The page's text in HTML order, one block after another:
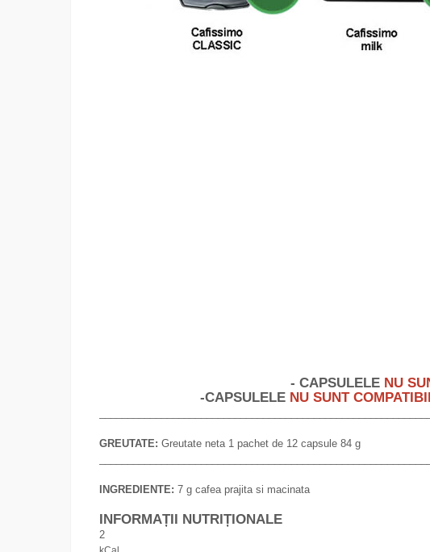
- CAPSULELE NU
-CAPSULELE NU SUNT
GREUTATE: Greutate neta 1 pachet de 12 capsule 84 g
INGREDIENTE: 7 g cafea prajita si macinata
INFORMAȚII NUTRIȚIONALE
2